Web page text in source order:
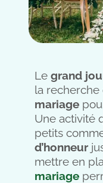
Le grand
la recherche
mariage
Une activité
petits
d’honneur
mettre en
mariage